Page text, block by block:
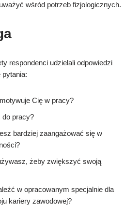
wśród potrzeb fizjologicznych.
respondenci udzielali odpowiedzi
pytania:
Cię w pracy?
do pracy?
bardziej zaangażować się w
żeby zwiększyć swoją
w opracowanym specjalnie dla
kariery zawodowej?